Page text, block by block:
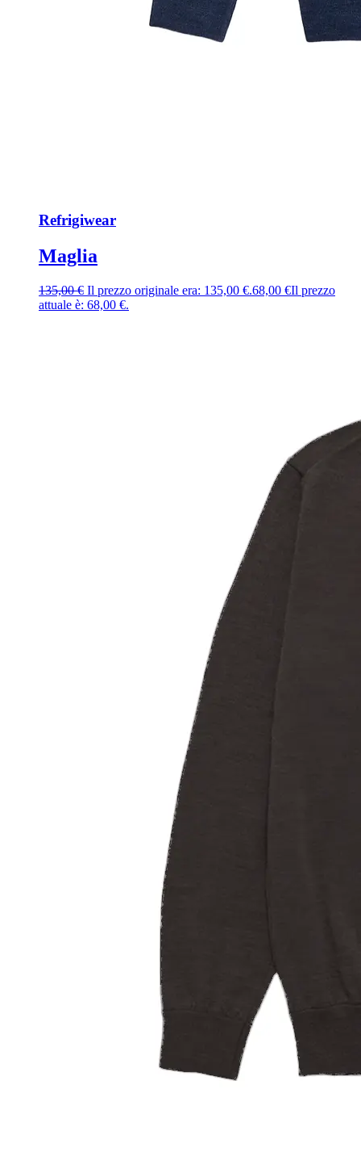
Refrigiwear
Maglia
135,00€ Il prezzo originale era: 135,00 €.68,00 €Il prezzo
attuale è: 68,00 €.